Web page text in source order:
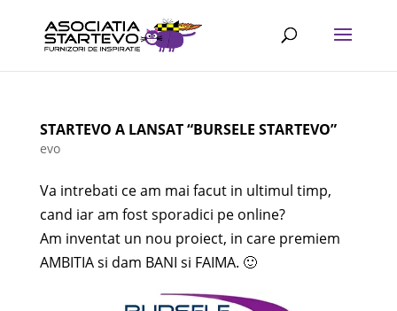
STARTEVO A LANSAT “BURSELE STARTEVO”
evo
Va intrebati ce am mai facut in ultimul timp,
cand iar am fost sporadici pe online?
Am inventat un nou proiect, in care premiem
AMBITIA si dam BANI si FAIMA. 🙂